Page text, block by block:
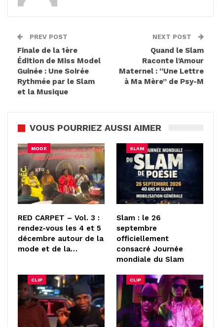
PREV POST
Finale de la 1ère
Édition de Miss Model
Guinée : Une Soirée
Rythmée par le Slam
et la Musique
NEXT POST
Quand le Slam
Raconte l’Amour
Maternel : “Une Lettre
à Ma Mère” de Psy-M
VOUS POURRIEZ AUSSI AIMER
MODE
RED CARPET – Vol. 3 :
rendez-vous les 4 et 5
décembre autour de la
mode et de la…
SLAM
Slam : le 26
septembre
officiellement
consacré Journée
mondiale du Slam
CLIP CLIP